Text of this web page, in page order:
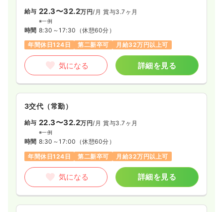
給与 22.3〜32.2万円/月 賞与3.7ヶ月
※一例
時間 8:30～17:30 （休憩60分）
年間休日124日
第二新卒可 月給32万円以上可
気になる 詳細を見る
3交代（常勤）
給与 22.3〜32.2万円/月 賞与3.7ヶ月
※一例
時間 8:30～17:00 （休憩60分）
年間休日124日
第二新卒可 月給32万円以上可
気になる 詳細を見る